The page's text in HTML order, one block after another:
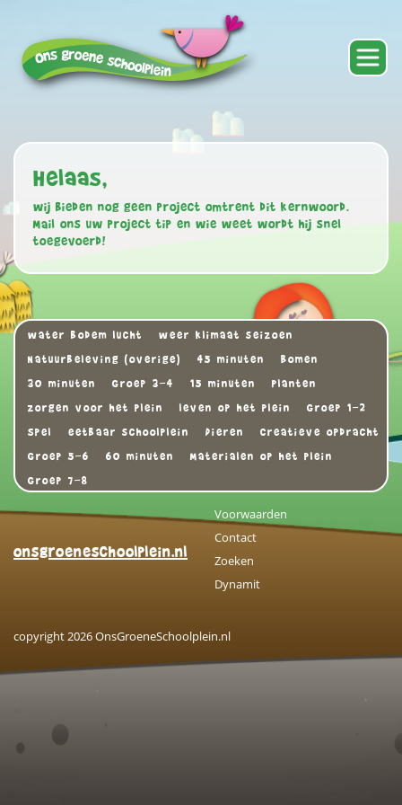
Helaas,
wij bieden nog geen project omtrent dit kernwoord.
Mail ons uw project tip en wie weet wordt hij snel
toegevoerd!
water bodem lucht
weer klimaat seizoen
Natuurbeleving (overige)
45 minuten
Bomen
30 minuten
Groep 3-4 15 minuten
Planten
zorgen voor het plein
leven op het plein
Groep 1-2
Spel
eetbaar schoolplein Dieren
Creatieve opdracht
Groep 5-6
60 minuten
Materialen op het plein
Groep 7-8
onsgroeneschoolplein.nl
Voorwaarden
Contact
Zoeken
Dynamit
copyright 2026 OnsGroeneSchoolplein.nl